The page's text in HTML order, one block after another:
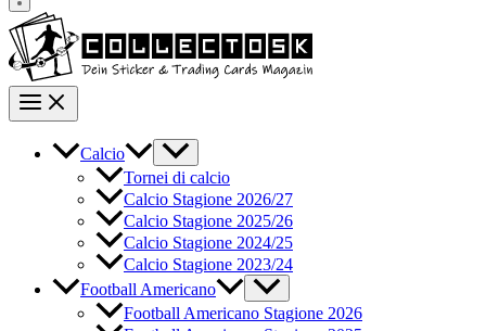
Calcio
Tornei di calcio
Calcio Stagione 2026/27
Calcio Stagione 2025/26
Calcio Stagione 2024/25
Calcio Stagione 2023/24
Football Americano
Football Americano Stagione 2026